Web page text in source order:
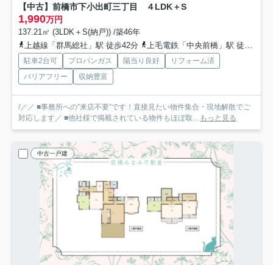
【中古】前橋市下小出町三丁目 ４LDK＋S
1,990万円
137.21㎡ (3LDK＋S(納戸)) /築46年
上越線「群馬総社」駅 徒歩42分
上毛電鉄「中央前橋」駅 徒歩46分
駐車2台可 プロパンガス 陽当り良好
リフォーム済
バリアフリー
収納豊富
/／／ ■事務所への”来店不要”です！直接見たい物件集合・現地解散でご
対応します／ ■他社様で掲載されている物件もほぼ取...
もっと見る
中古一戸建